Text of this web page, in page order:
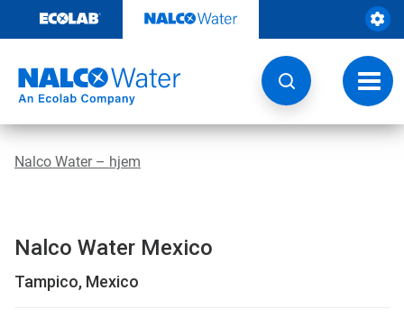
til
Veksle
Nalco Water – hjem
Nalco Water Mexico
Tampico, Mexico